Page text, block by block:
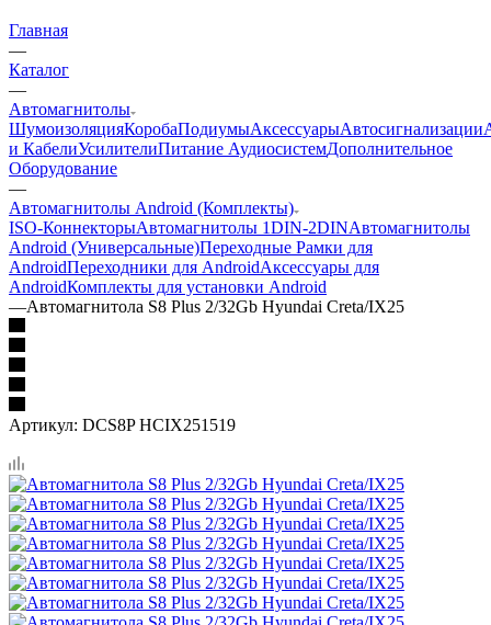
Главная
—
Каталог
—
Автомагнитолы
ШумоизоляцияКоробаПодиумыАксессуарыАвтосигнализации
и КабелиУсилителиПитание АудиосистемДополнительное
Оборудование
—
Автомагнитолы Android (Комплекты)
ISO-КоннекторыАвтомагнитолы 1DIN-2DINАвтомагнитолы
Android (Универсальные)Переходные Рамки для
AndroidПереходники для AndroidАксессуары для
AndroidКомплекты для установки Android
—Автомагнитола S8 Plus 2/32Gb Hyundai Creta/IX25
Артикул: DCS8P HCIX251519